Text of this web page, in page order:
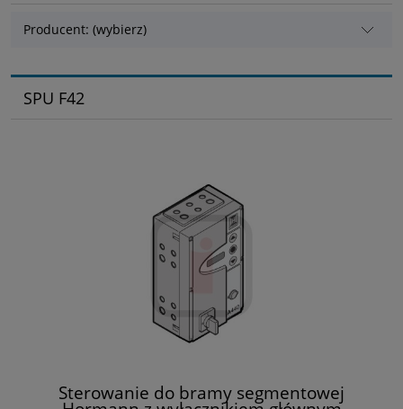
Producent: (wybierz)
SPU F42
Sterowanie do bramy segmentowej